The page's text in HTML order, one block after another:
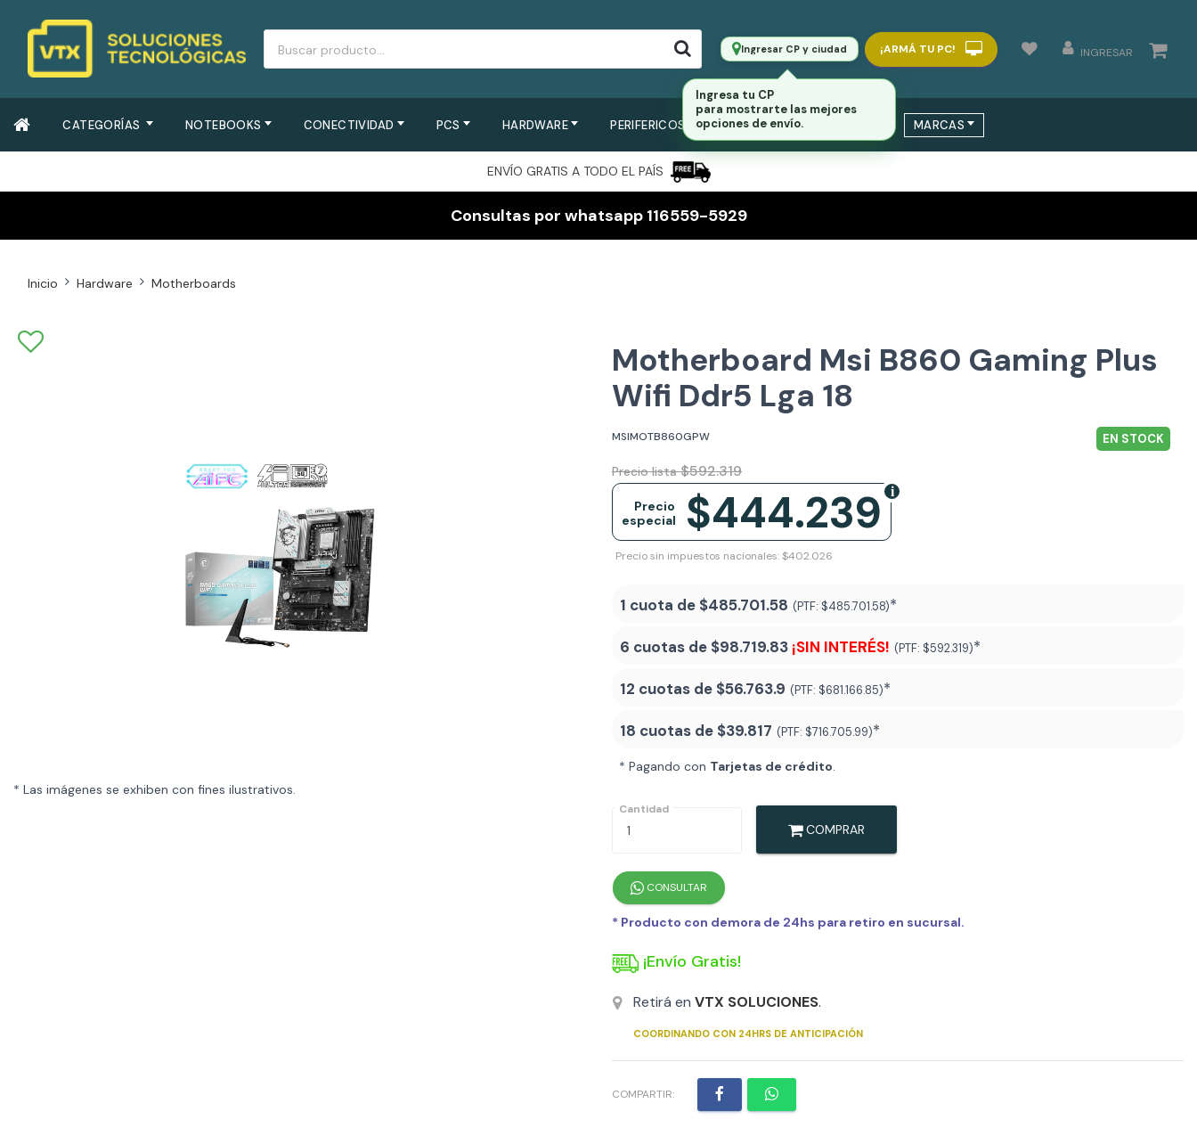
Ingresar CP y ciudad ¡ARMÁ TU PC! INGRESAR
CATEGORÍAS NOTEBOOKS CONECTIVIDAD PCS HARDWARE PERIFERICOS SERVIDORES / SWITCHS MARCAS
ENVÍO GRATIS A TODO EL PAÍS
Consultas por whatsapp 116559-5929
Inicio Hardware Motherboards
* Las imágenes se exhiben con fines ilustrativos.
Motherboard Msi B860 Gaming Plus
Wifi Ddr5 Lga 18
MSIMOTB860GPW EN STOCK
Precio lista $592.319
$444.239
Precio
especial
Precio sin impuestos nacionales: $402.026
1 cuota de $485.701.58 (PTF: $485.701.58)*
6 cuotas de $98.719.83 ¡SIN INTERÉS! (PTF: $592.319)*
12 cuotas de $56.763.9 (PTF: $681.166.85)*
18 cuotas de $39.817 (PTF: $716.705.99)*
* Pagando con Tarjetas de crédito.
Cantidad
COMPRAR
CONSULTAR
* Producto con demora de 24hs para retiro en sucursal.
¡Envío Gratis!
Retirá en VTX SOLUCIONES.
COORDINANDO CON 24HRS DE ANTICIPACIÓN
COMPARTIR: